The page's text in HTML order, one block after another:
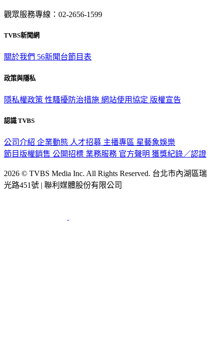
觀眾服務專線：02-2656-1599
TVBS新聞網
關於我們 56新聞台節目表
政策與隱私
隱私權政策 性騷擾防治措施 網站使用協定 版權宣告
認識 TVBS
公司介紹 企業動態 人才招募 主播專區 星藝象娛樂
節目版權銷售 公開招標 業務服務 官方聲明 獲獎紀錄／認證
2026 © TVBS Media Inc. All Rights Reserved. 台北市內湖區瑞
光路451號 | 聯利媒體股份有限公司